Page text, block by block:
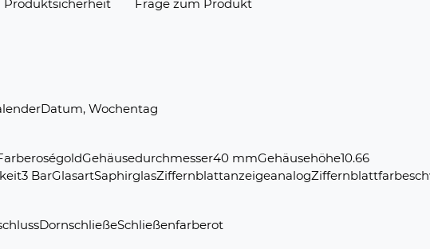
Produktsicherheit Frage zum Produkt
Wochentag
mmGehäusehöhe10.66